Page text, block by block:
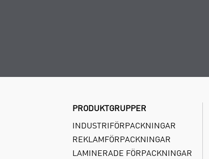
PRODUKTGRUPPER
INDUSTRIFÖRPACKNINGAR
REKLAMFÖRPACKNINGAR
LAMINERADE FÖRPACKNINGAR